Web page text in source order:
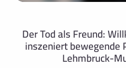
Der Tod als Freund:
inszeniert bewegende
Lehmbruck-